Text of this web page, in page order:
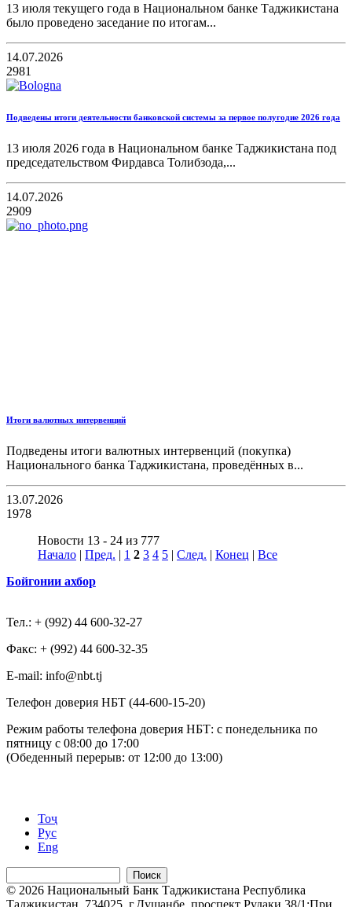
13 июля текущего года в Национальном банке Таджикистана
было проведено заседание по итогам...
14.07.2026
2981
Подведены итоги деятельности банковской системы за первое полугодие 2026 года
13 июля 2026 года в Национальном банке Таджикистана под
председательством Фирдавса Толибзода,...
14.07.2026
2909
Итоги валютных интервенций
Подведены итоги валютных интервенций (покупка)
Национального банка Таджикистана, проведённых в...
13.07.2026
1978
Новости 13 - 24 из 777
Начало | Пред. | 1 2 3 4 5 | След. | Конец | Все
Бойгонии ахбор
Тел.: + (992) 44 600-32-27
Факс: + (992) 44 600-32-35
Е-mail: info@nbt.tj
Телефон доверия НБТ (44-600-15-20)
Режим работы телефона доверия НБТ: с понедельника по
пятницу с 08:00 до 17:00
(Обеденный перерыв: от 12:00 до 13:00)
Тоҷ
Рус
Eng
Поиск
© 2026 Национальный Банк Таджикистана Республика
Таджикистан, 734025, г.Душанбе, проспект Рудаки 38/1;При